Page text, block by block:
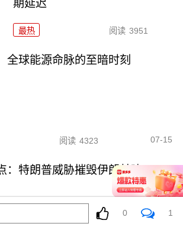
期延迟
最热 阅读 3951
全球能源命脉的至暗时刻
阅读 4323 07-15
：特朗普威胁摧毁伊朗基建
0 1